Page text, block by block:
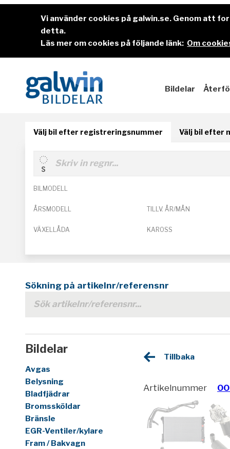
Vi använder cookies på galwin.se. Genom att
detta.
Läs mer om cookies på följande länk: Om
Bildelar
Välj bil efter registreringsnummer Välj bil efter
BILMODELL
ÅRSMODELL TILLV. ÅR/MÅN
VÄXELLÅDA KAROSS
Sökning på artikelnr/referensnr
Bildelar
Avgas
Belysning
Bladfjädrar
Bromssköldar
Bränsle
EGR-Ventiler/kylare
Fram / Bakvagn
Tillbaka
Artikelnummer